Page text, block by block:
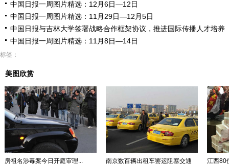
中国日报一周图片精选：12月6日—12日
中国日报一周图片精选：11月29日—12月5日
中国日报与吉林大学签署战略合作框架协议，推进国际传播人才培养
中国日报一周图片精选：11月8日—14日
标签：
美图欣赏
房祖名涉毒案今日开庭审理... 南京数百辆出租车罢运阻塞交通 江西80